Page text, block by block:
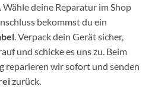
deine Reparatur im Shop
bekommst du ein
. Verpack dein Gerät sicher,
und schicke es uns zu. Beim
reparieren wir sofort und senden
zurück.